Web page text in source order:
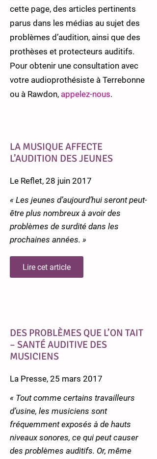
cette page, des articles pertinents
parus dans les médias au sujet des
problèmes d’audition, ainsi que des
prothèses et protecteurs auditifs.
Pour obtenir une consultation avec
votre audioprothésiste à Terrebonne
ou à Rawdon, appelez-nous.
LA MUSIQUE AFFECTE
L’AUDITION DES JEUNES
Le Reflet, 28 juin 2017
« Les jeunes d’aujourd’hui seront peut-
être plus nombreux à avoir des
problèmes de surdité dans les
prochaines années. »
Lire cet article
DES PROBLÈMES QUE L’ON TAIT
– SANTÉ AUDITIVE DES
MUSICIENS
La Presse, 25 mars 2017
« Tout comme certains travailleurs
d’usine, les musiciens sont
fréquemment exposés à de hauts
niveaux sonores, ce qui peut causer
des problèmes auditifs. Or, même